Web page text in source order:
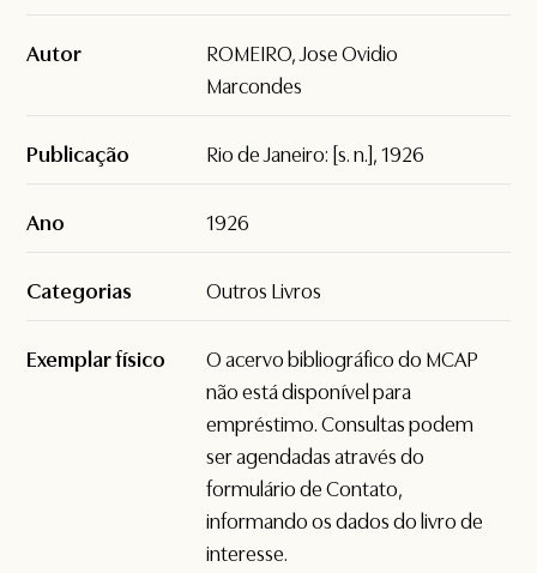
Autor
ROMEIRO, Jose Ovidio
Marcondes
Publicação Rio de Janeiro: [s. n.], 1926
Ano 1926
Categorias Outros Livros
Exemplar físico
O acervo bibliográfico do MCAP
não está disponível para
empréstimo. Consultas podem
ser agendadas através do
formulário deContato,
informando os dados do livro de
interesse.